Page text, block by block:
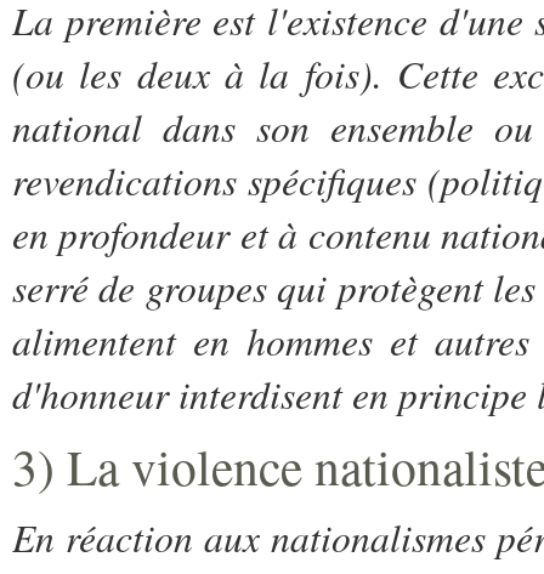
La première est l'existence
(ou les deux à la fois). Cette
national dans son ensemble
revendications spécifiques
en profondeur et à contenu
serré de groupes qui protègent
alimentent en hommes et
d'honneur interdisent en
3) La violence
En réaction aux nationalismes